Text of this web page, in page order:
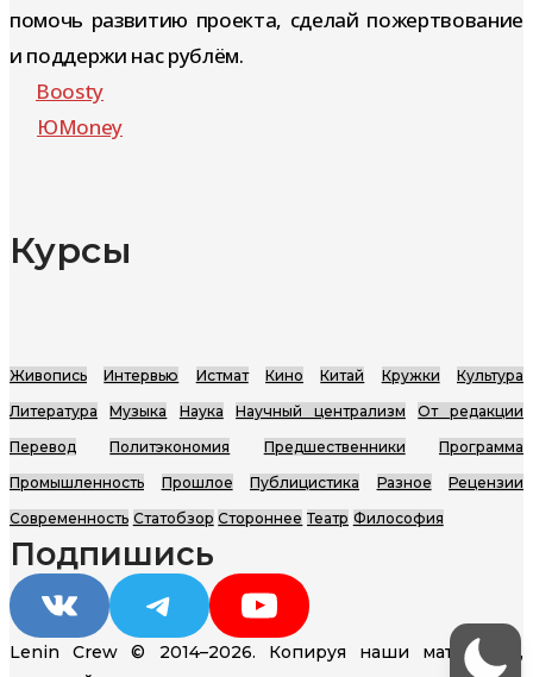
помочь развитию проекта, сделай пожертвование
и поддержи нас рублём.
Boosty
ЮMoney
Курсы
Живопись Интервью Истмат Кино Китай Кружки
Культура
Литература
Музыка Наука Научный централизм
От редакции
Перевод
Политэкономия Предшественники
Программа
Промышленность
Прошлое Публицистика Разное
Рецензии
Современность Статобзор Стороннее Театр Философия
Подпишись
VK TelegramYouTube
Lenin Crew © 2014–2026. Копируя наши материалы,